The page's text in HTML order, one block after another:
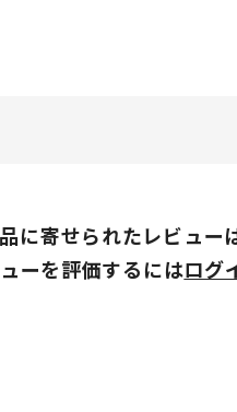
に寄せられたレビュー
ーを評価するにはログ